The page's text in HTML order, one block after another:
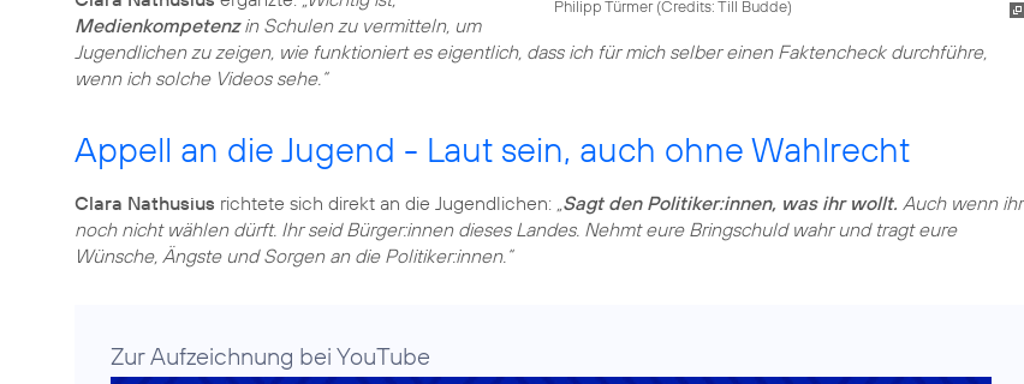
Philipp Türmer (Credits: Till Budde)
Medienkompetenzin Schulen zu vermitteln, um
Jugendlichen zu zeigen, wie funktioniert es eigentlich, dass ich für mich selber einen Faktencheck durchführe,
wenn ich solche Videos sehe.“
Appell an die Jugend - Laut sein, auch ohne Wahlrecht
Clara Nathusius richtete sich direkt an die Jugendlichen: Sagt den Politiker:innen, was ihr wollt. Auch wenn ihr
noch nicht wählen dürft. Ihr seid Bürger:innen dieses Landes. Nehmt eure Bringschuld wahr und tragt eure
Wünsche, Ängste und Sorgen an die Politiker:innen.“
Zur Aufzeichnung bei YouTube